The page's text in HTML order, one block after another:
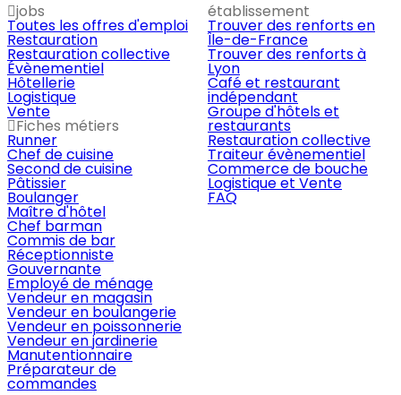
jobs
Toutes les offres d'emploi
Restauration
Restauration collective
Évènementiel
Hôtellerie
Logistique
Vente
Fiches métiers
Runner
Chef de cuisine
Second de cuisine
Pâtissier
Boulanger
Maître d'hôtel
Chef barman
Commis de bar
Réceptionniste
Gouvernante
Employé de ménage
Vendeur en magasin
Vendeur en boulangerie
Vendeur en poissonnerie
Vendeur en jardinerie
Manutentionnaire
Préparateur de
commandes
établissement
Trouver des renforts en
Île-de-France
Trouver des renforts à
Lyon
Café et restaurant
indépendant
Groupe d'hôtels et
restaurants
Restauration collective
Traiteur évènementiel
Commerce de bouche
Logistique et Vente
FAQ